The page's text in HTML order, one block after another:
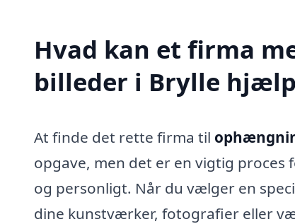
Hvad kan et firma
billeder i Brylle
At finde det rette firma til
opgave, men det er en vigtig
og personligt. Når du vælger en
dine kunstværker, fotografier eller